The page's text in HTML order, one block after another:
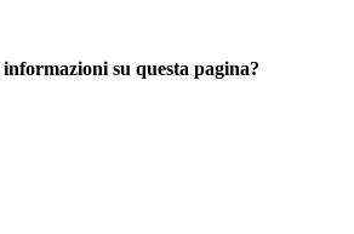
su questa pagina?